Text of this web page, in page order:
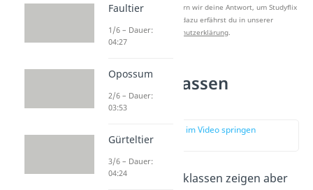
Nach Beantwortung speichern wir deine Antwort, um Studyflix
zu verbessern. Mehr dazu erfährst du in unserer
Datenschutzerklärung.
Wirbeltierklassen
Vergleich
zur Stelle im Video springen
(01:23)
Die fünf Wirbeltierklassen zeigen aber
Faultier
1/6 – Dauer:
04:27
Opossum
2/6 – Dauer:
03:53
Gürteltier
3/6 – Dauer:
04:24